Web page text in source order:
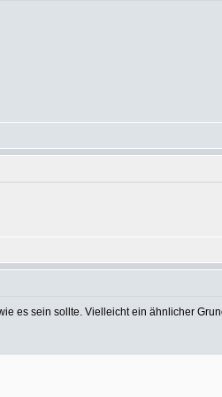
es sein sollte. Vielleicht ein ähnlicher